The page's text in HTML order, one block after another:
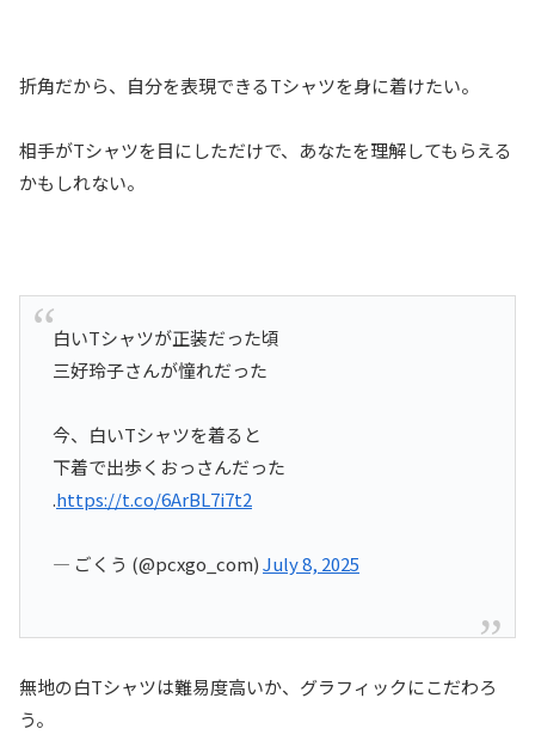
折角だから、自分を表現できるTシャツを身に着けたい。
相手がTシャツを目にしただけで、あなたを理解してもらえる
かもしれない。
白いTシャツが正装だった頃
三好玲子さんが憧れだった
今、白いTシャツを着ると
下着で出歩くおっさんだった
.https://t.co/6ArBL7i7t2
— ごくう (@pcxgo_com)July 8, 2025
無地の白Tシャツは難易度高いか、グラフィックにこだわろ
う。